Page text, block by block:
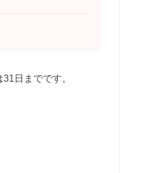
日までです。